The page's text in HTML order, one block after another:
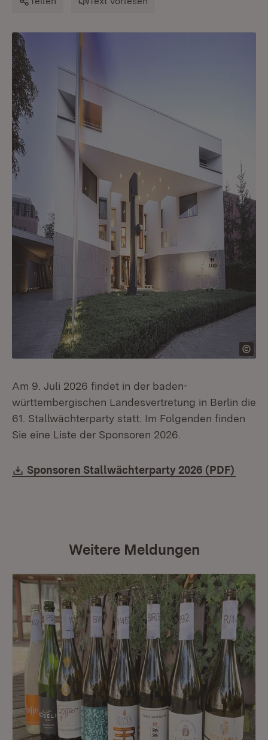
Am 9. Juli 2026 findet in der baden-
württembergischen Landesvertretung in Berlin die
61. Stallwächterparty statt. Im Folgenden finden
Sie eine Liste der Sponsoren 2026.
Download:
Sponsoren Stallwächterparty 2026 (PDF)
Weitere Meldungen